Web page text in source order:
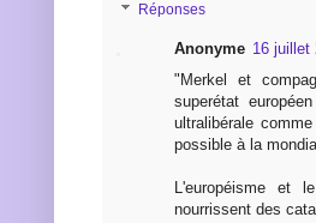
Réponses
Anonyme 16 juillet
"Merkel et
superétat
ultralibérale
possible à la
L'européisme et
nourrissent des